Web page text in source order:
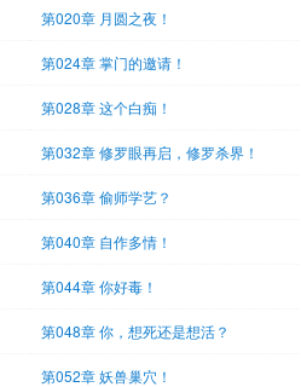
第020章 月圆之夜！
第024章 掌门的邀请！
第028章 这个白痴！
第032章 修罗眼再启，修罗杀界！
第036章 偷师学艺？
第040章 自作多情！
第044章 你好毒！
第048章 你，想死还是想活？
第052章 妖兽巢穴！